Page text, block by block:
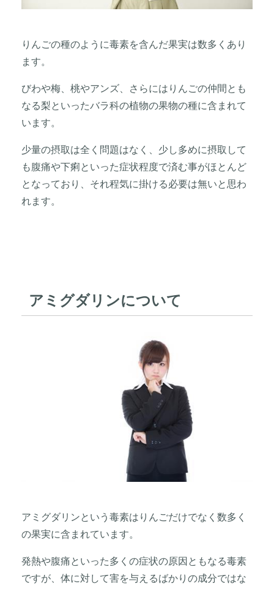
りんごの種のように毒素を含んだ果実は数多くあり
ます。
びわや梅、桃やアンズ、さらにはりんごの仲間とも
なる梨といったバラ科の植物の果物の種に含まれて
います。
少量の摂取は全く問題はなく、少し多めに摂取して
も腹痛や下痢といった症状程度で済む事がほとんど
となっており、それ程気に掛ける必要は無いと思わ
れます。
アミグダリンについて
アミグダリンという毒素はりんごだけでなく数多く
の果実に含まれています。
発熱や腹痛といった多くの症状の原因ともなる毒素
ですが、体に対して害を与えるばかりの成分ではな